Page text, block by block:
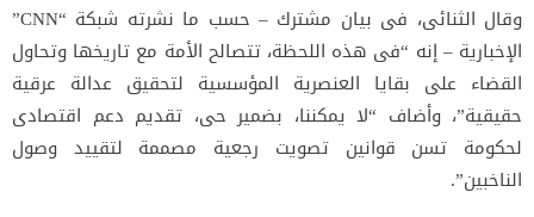
وقال الثنائى، فى بيان مشترك – حسب ما نشرته شبكة “CNN”
الإخبارية – إنه “فى هذه اللحظة، تتصالح الأمة مع تاريخها وتحاول
القضاء على بقايا العنصرية المؤسسية لتحقيق عدالة عرقية
حقيقية”، وأضاف “لا يمكننا، بضمير حى، تقديم دعم اقتصادى
لحكومة تسن قوانين تصويت رجعية مصممة لتقييد وصول
الناخبين”.